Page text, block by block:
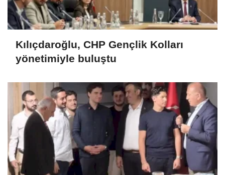
Kılıçdaroğlu, CHP Gençlik Kolları
yönetimiyle buluştu